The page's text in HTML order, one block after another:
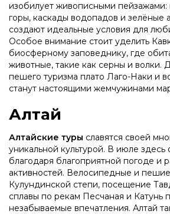
изобилует живописными пейзажами:
горы, каскады водопадов и зелёные
создают идеальные условия для
Особое внимание стоит уделить
биосферному заповеднику, где
животные, такие как серны и волки.
пешего туризма плато Лаго-Наки и
станут настоящими жемчужинами
Алтай
Алтайские туры славятся своей
уникальной культурой. В июле
благодаря благоприятной погоде и
активностей. Велосипедные и
Кулундинской степи, посещение
сплавы по рекам Песчаная и Катунь
незабываемые впечатления. Алтай